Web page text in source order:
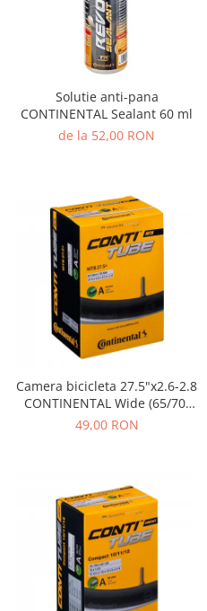
Solutie anti-pana
CONTINENTAL Sealant 60 ml
de la 52,00 RON
Camera bicicleta 27.5"x2.6-2.8
CONTINENTAL Wide (65/70-
584), valva AV40
49,00 RON